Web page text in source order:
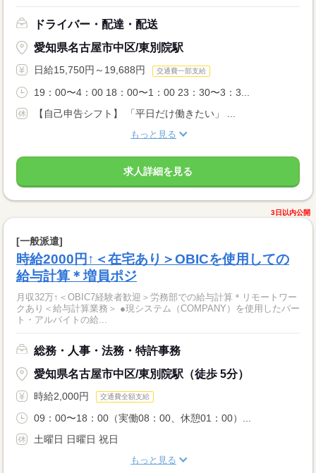
ドライバー・配達・配送
愛知県名古屋市中区/東別院駅
日給15,750円～19,688円 交通費一部支給
19：00〜4：00 18：00〜1：00 23：30〜3：3...
【自己申告シフト】 「平日だけ働きたい」 ...
もっと見る
求人詳細を見る
3日以内公開
[一般派遣]
時給2000円↑＜在宅あり＞OBICを使用しての
給与計算＊増員ポジ
月収32万↑＜OBIC7経験者歓迎＞労務部での給与計算＊リモートワー
クあり＜給与計算業務＞ ●現システム（COMPANY）を使用したパー
ト・アルバイトの給...
総務・人事・法務・特許事務
愛知県名古屋市中区/東別院駅（徒歩 5分）
時給2,000円 交通費全額支給
09：00〜18：00（実働08：00、休憩01：00）...
土曜日 日曜日 祝日
もっと見る